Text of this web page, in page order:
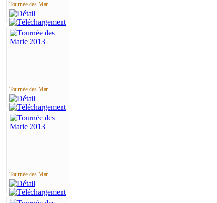
Tournée des Mar...
Tournée des Mar...
Tournée des Mar...